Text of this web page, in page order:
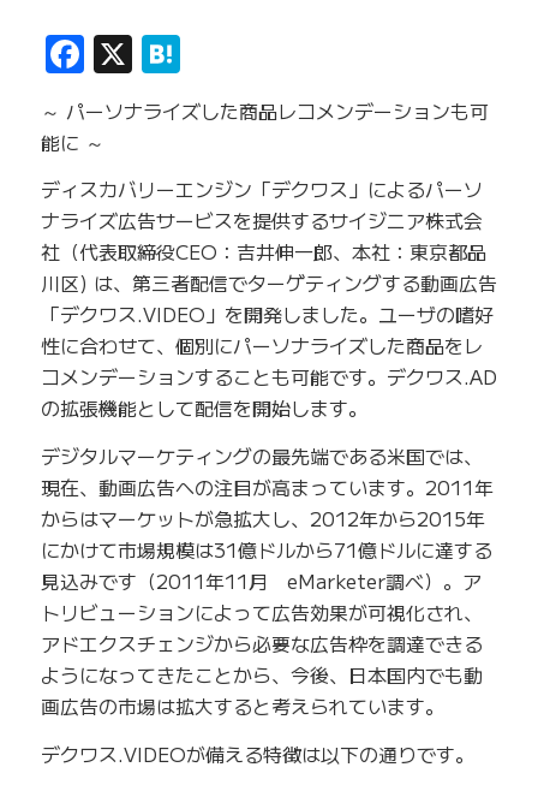
Facebook
X Hatena
～ パーソナライズした商品レコメンデーションも可
能に ～
ディスカバリーエンジン「デクワス」によるパーソ
ナライズ広告サービスを提供するサイジニア株式会
社（代表取締役CEO：吉井伸一郎、本社：東京都品
川区) は、第三者配信でターゲティングする動画広告
「デクワス.VIDEO」を開発しました。ユーザの嗜好
性に合わせて、個別にパーソナライズした商品をレ
コメンデーションすることも可能です。デクワス.AD
の拡張機能として配信を開始します。
デジタルマーケティングの最先端である米国では、
現在、動画広告への注目が高まっています。2011年
からはマーケットが急拡大し、2012年から2015年
にかけて市場規模は31億ドルから71億ドルに達する
見込みです（2011年11月 eMarketer調べ）。ア
トリビューションによって広告効果が可視化され、
アドエクスチェンジから必要な広告枠を調達できる
ようになってきたことから、今後、日本国内でも動
画広告の市場は拡大すると考えられています。
デクワス.VIDEOが備える特徴は以下の通りです。